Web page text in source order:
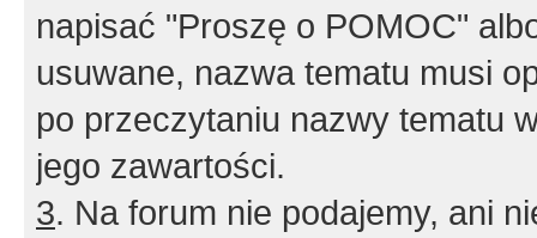
napisać "Proszę o POMOC"
usuwane, nazwa tematu musi
po przeczytaniu nazwy tematu
jego zawartości.
3. Na forum nie podajemy, ani